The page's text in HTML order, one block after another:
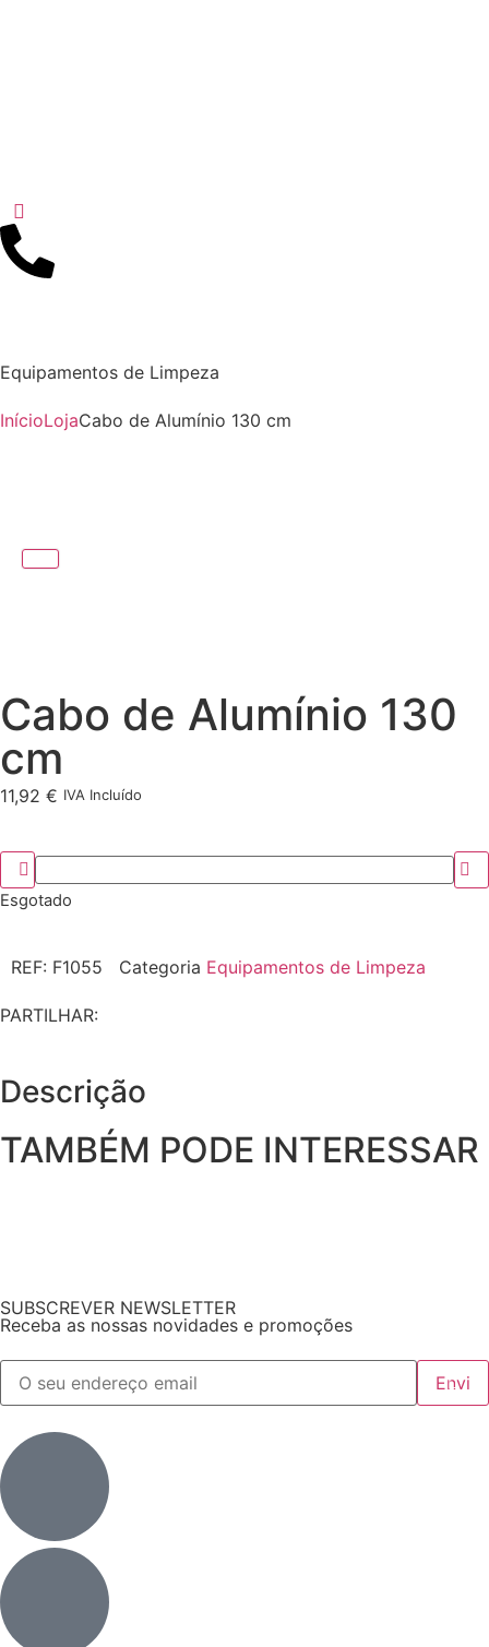
Equipamentos de Limpeza
InícioLojaCabo de Alumínio 130 cm
Cabo de Alumínio 130
cm
11,92 € IVA Incluído
Esgotado
REF: F1055 Categoria Equipamentos de Limpeza
PARTILHAR:
Descrição
TAMBÉM PODE INTERESSAR
SUBSCREVER NEWSLETTER
Receba as nossas novidades e promoções